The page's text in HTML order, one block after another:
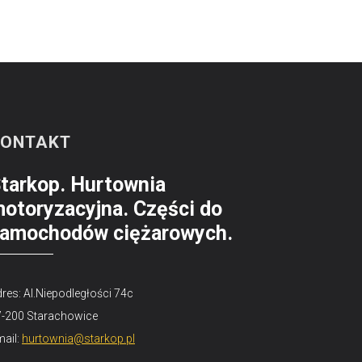
Hurtownia
Części do
ciężarowych.
Al.Niepodległości 74c
200 Starachowice
hurtownia@starkop.pl